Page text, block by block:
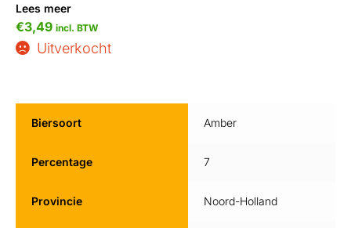
Lees meer
€3,49 incl. BTW
Uitverkocht
Biersoort Amber
Percentage 7
Provincie Noord-Holland